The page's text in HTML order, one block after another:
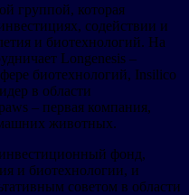
группой, которая
содействии и
и биотехнологий. На
Longenesis –
биотехнологий, Insilico
в области
– первая компания,
животных.
фонд,
и биотехнологии, и
советом в области